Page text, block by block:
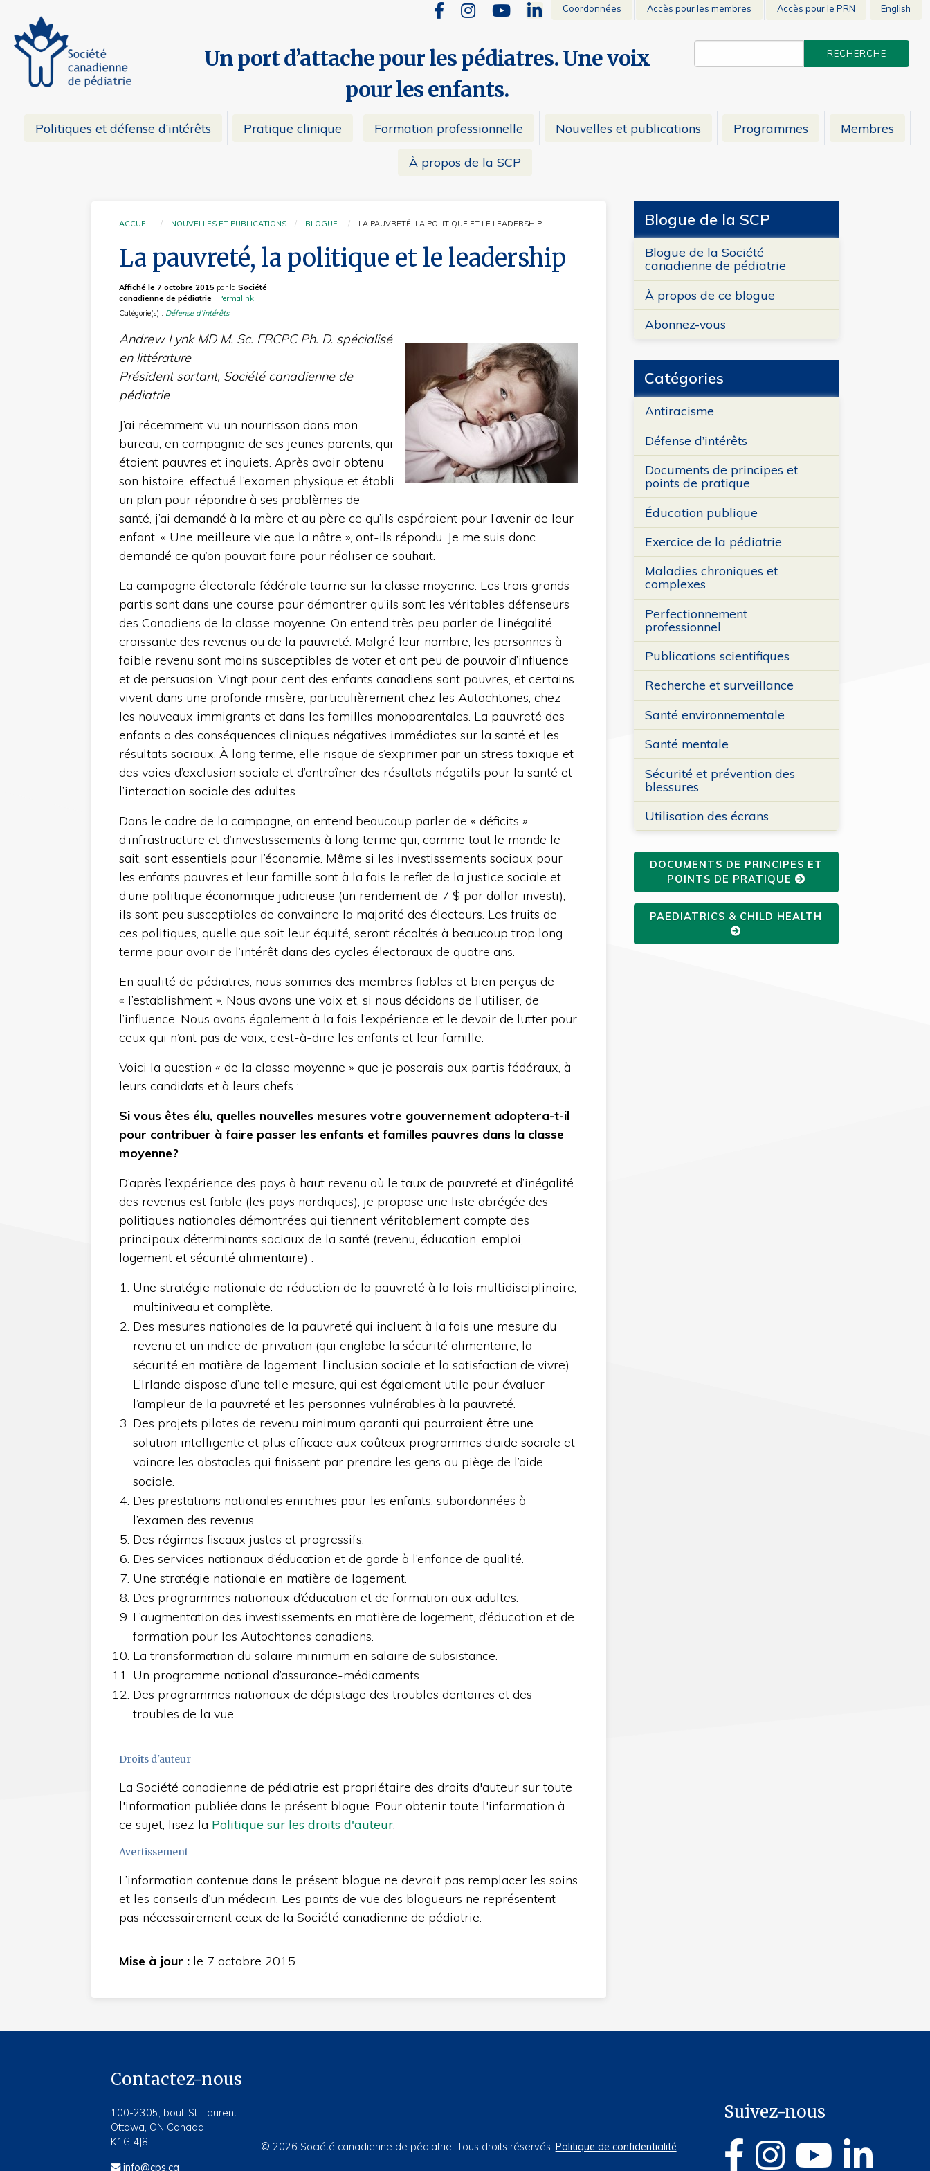
Coordonnées Accès pour les membres Accès pour le PRN English
Un port d’attache pour les pédiatres. Une voix
pour les enfants.
Politiques et défense d’intérêts Pratique clinique Formation professionnelle Nouvelles et publications Programmes Membres
À propos de la SCP
ACCUEIL NOUVELLES ET PUBLICATIONS BLOGUE CURRENT:
LA PAUVRETÉ, LA POLITIQUE ET LE LEADERSHIP
La pauvreté, la politique et le leadership
Affiché le 7 octobre 2015 par la Société
canadienne de pédiatrie | Permalink
Catégorie(s) : Défense d’intérêts
Andrew Lynk MD M. Sc. FRCPC Ph. D. spécialisé
en littérature
Président sortant, Société canadienne de
pédiatrie
J’ai récemment vu un nourrisson dans mon
bureau, en compagnie de ses jeunes parents, qui
étaient pauvres et inquiets. Après avoir obtenu
son histoire, effectué l’examen physique et établi
un plan pour répondre à ses problèmes de
santé, j’ai demandé à la mère et au père ce qu’ils espéraient pour l’avenir de leur
enfant. « Une meilleure vie que la nôtre », ont-ils répondu. Je me suis donc
demandé ce qu’on pouvait faire pour réaliser ce souhait.
La campagne électorale fédérale tourne sur la classe moyenne. Les trois grands
partis sont dans une course pour démontrer qu’ils sont les véritables défenseurs
des Canadiens de la classe moyenne. On entend très peu parler de l’inégalité
croissante des revenus ou de la pauvreté. Malgré leur nombre, les personnes à
faible revenu sont moins susceptibles de voter et ont peu de pouvoir d’influence
et de persuasion. Vingt pour cent des enfants canadiens sont pauvres, et certains
vivent dans une profonde misère, particulièrement chez les Autochtones, chez
les nouveaux immigrants et dans les familles monoparentales. La pauvreté des
enfants a des conséquences cliniques négatives immédiates sur la santé et les
résultats sociaux. À long terme, elle risque de s’exprimer par un stress toxique et
des voies d’exclusion sociale et d’entraîner des résultats négatifs pour la santé et
l’interaction sociale des adultes.
Dans le cadre de la campagne, on entend beaucoup parler de « déficits »
d’infrastructure et d’investissements à long terme qui, comme tout le monde le
sait, sont essentiels pour l’économie. Même si les investissements sociaux pour
les enfants pauvres et leur famille sont à la fois le reflet de la justice sociale et
d’une politique économique judicieuse (un rendement de 7 $ par dollar investi),
ils sont peu susceptibles de convaincre la majorité des électeurs. Les fruits de
ces politiques, quelle que soit leur équité, seront récoltés à beaucoup trop long
terme pour avoir de l’intérêt dans des cycles électoraux de quatre ans.
En qualité de pédiatres, nous sommes des membres fiables et bien perçus de
« l’establishment ». Nous avons une voix et, si nous décidons de l’utiliser, de
l’influence. Nous avons également à la fois l’expérience et le devoir de lutter pour
ceux qui n’ont pas de voix, c’est-à-dire les enfants et leur famille.
Voici la question « de la classe moyenne » que je poserais aux partis fédéraux, à
leurs candidats et à leurs chefs :
Si vous êtes élu, quelles nouvelles mesures votre gouvernement adoptera-t-il
pour contribuer à faire passer les enfants et familles pauvres dans la classe
moyenne?
D’après l’expérience des pays à haut revenu où le taux de pauvreté et d’inégalité
des revenus est faible (les pays nordiques), je propose une liste abrégée des
politiques nationales démontrées qui tiennent véritablement compte des
principaux déterminants sociaux de la santé (revenu, éducation, emploi,
logement et sécurité alimentaire) :
Une stratégie nationale de réduction de la pauvreté à la fois multidisciplinaire,
multiniveau et complète.
Des mesures nationales de la pauvreté qui incluent à la fois une mesure du
revenu et un indice de privation (qui englobe la sécurité alimentaire, la
sécurité en matière de logement, l’inclusion sociale et la satisfaction de vivre).
L’Irlande dispose d’une telle mesure, qui est également utile pour évaluer
l’ampleur de la pauvreté et les personnes vulnérables à la pauvreté.
Des projets pilotes de revenu minimum garanti qui pourraient être une
solution intelligente et plus efficace aux coûteux programmes d’aide sociale et
vaincre les obstacles qui finissent par prendre les gens au piège de l’aide
sociale.
Des prestations nationales enrichies pour les enfants, subordonnées à
l’examen des revenus.
Des régimes fiscaux justes et progressifs.
Des services nationaux d’éducation et de garde à l’enfance de qualité.
Une stratégie nationale en matière de logement.
Des programmes nationaux d’éducation et de formation aux adultes.
L’augmentation des investissements en matière de logement, d’éducation et de
formation pour les Autochtones canadiens.
La transformation du salaire minimum en salaire de subsistance.
Un programme national d’assurance-médicaments.
Des programmes nationaux de dépistage des troubles dentaires et des
troubles de la vue.
Droits d'auteur
La Société canadienne de pédiatrie est propriétaire des droits d'auteur sur toute
l'information publiée dans le présent blogue. Pour obtenir toute l'information à
ce sujet, lisez la Politique sur les droits d'auteur.
Avertissement
L’information contenue dans le présent blogue ne devrait pas remplacer les soins
et les conseils d’un médecin. Les points de vue des blogueurs ne représentent
pas nécessairement ceux de la Société canadienne de pédiatrie.
Mise à jour : le 7 octobre 2015
Blogue de la SCP
Blogue de la Société
canadienne de pédiatrie
À propos de ce blogue
Abonnez-vous
Catégories
Antiracisme
Défense d’intérêts
Documents de principes et
points de pratique
Éducation publique
Exercice de la pédiatrie
Maladies chroniques et
complexes
Perfectionnement
professionnel
Publications scientifiques
Recherche et surveillance
Santé environnementale
Santé mentale
Sécurité et prévention des
blessures
Utilisation des écrans
DOCUMENTS DE PRINCIPES ET
POINTS DE PRATIQUE
PAEDIATRICS & CHILD HEALTH
Contactez-nous
100-2305, boul. St. Laurent
Ottawa, ON Canada
K1G 4J8
info@cps.ca
© 2026 Société canadienne de pédiatrie. Tous droits réservés. Politique de confidentialité
Suivez-nous